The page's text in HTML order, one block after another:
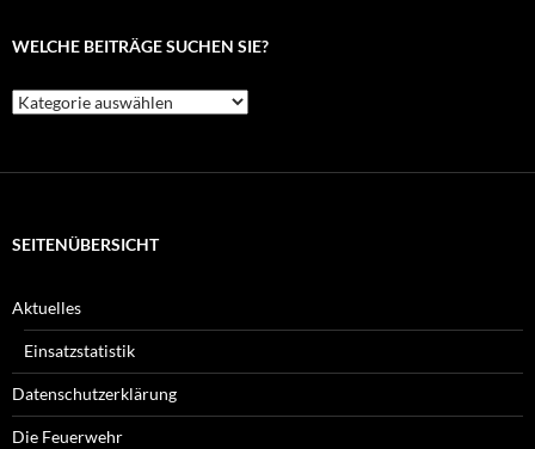
WELCHE BEITRÄGE SUCHEN SIE?
Welche
Beiträge
SEITENÜBERSICHT
Aktuelles
Einsatzstatistik
Datenschutzerklärung
Die Feuerwehr